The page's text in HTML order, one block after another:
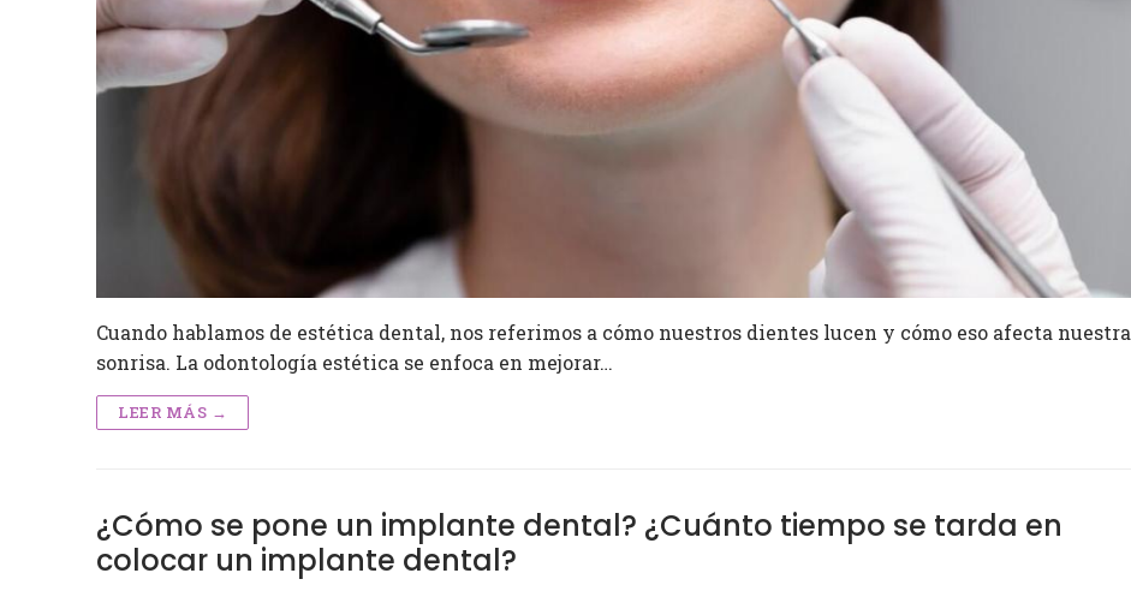
Cuando hablamos de estética dental, nos referimos a cómo nuestros dientes lucen y cómo eso afecta nuestra
sonrisa. La odontología estética se enfoca en mejorar…
LEER MÁS →
¿Cómo se pone un implante dental? ¿Cuánto tiempo se tarda en
colocar un implante dental?